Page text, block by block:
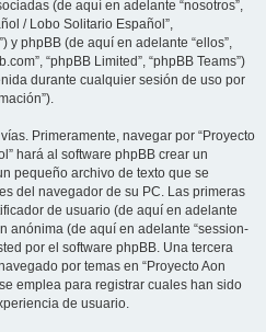
(de aquí en adelante “nosotros”,
/ Lobo Solitario Español”,
y phpBB (de aquí en adelante “ellos”,
“phpBB Limited”, “phpBB Teams”)
durante cualquier sesión de uso por
Primeramente, navegar por “Proyecto
hará al software phpBB crear un
pequeño archivo de texto que se
del navegador de su PC. Las primeras
de usuario (de aquí en adelante
anónima (de aquí en adelante “session-
por el software phpBB. Una tercera
por temas en “Proyecto Aon
emplea para registrar cuales han sido
de usuario.